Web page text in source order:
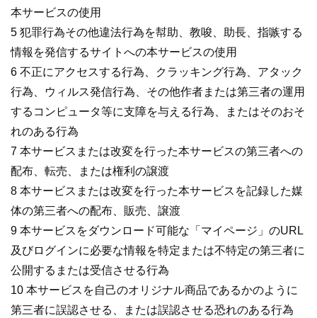
本サービスの使用
5 犯罪行為その他違法行為を幇助、教唆、助長、指嗾する
情報を発信するサイトへの本サービスの使用
6 不正にアクセスする行為、クラッキング行為、アタック
行為、ウィルス発信行為、その他作者または第三者の運用
するコンピュータ等に支障を与える行為、またはそのおそ
れのある行為
7 本サービスまたは改変を行った本サービスの第三者への
配布、転売、または権利の譲渡
8 本サービスまたは改変を行った本サービスを記録した媒
体の第三者への配布、販売、譲渡
9 本サービスをダウンロード可能な「マイページ」のURL
及びログインに必要な情報を特定または不特定の第三者に
公開するまたは受信させる行為
10 本サービスを自己のオリジナル商品であるかのように
第三者に誤認させる、または誤認させる恐れのある行為